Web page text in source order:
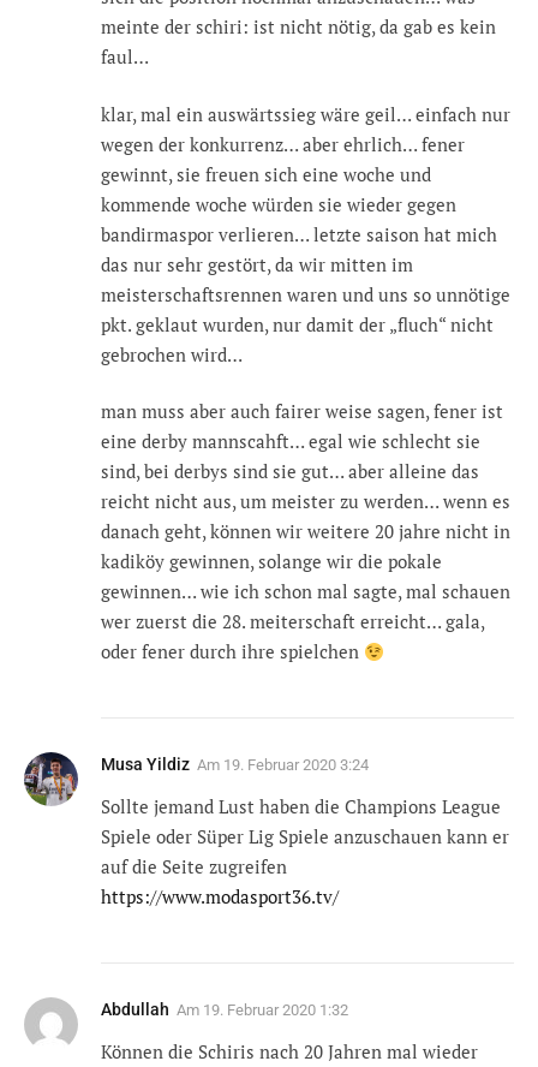
meinte der schiri: ist nicht nötig, da gab es kein
faul…
klar, mal ein auswärtssieg wäre geil… einfach nur
wegen der konkurrenz… aber ehrlich… fener
gewinnt, sie freuen sich eine woche und
kommende woche würden sie wieder gegen
bandirmaspor verlieren… letzte saison hat mich
das nur sehr gestört, da wir mitten im
meisterschaftsrennen waren und uns so unnötige
pkt. geklaut wurden, nur damit der „fluch“ nicht
gebrochen wird…
man muss aber auch fairer weise sagen, fener ist
eine derby mannscahft… egal wie schlecht sie
sind, bei derbys sind sie gut… aber alleine das
reicht nicht aus, um meister zu werden… wenn es
danach geht, können wir weitere 20 jahre nicht in
kadiköy gewinnen, solange wir die pokale
gewinnen… wie ich schon mal sagte, mal schauen
wer zuerst die 28. meiterschaft erreicht… gala,
oder fener durch ihre spielchen
Musa Yildiz Am 19. Februar 2020 3:24
Sollte jemand Lust haben die Champions League
Spiele oder Süper Lig Spiele anzuschauen kann er
auf die Seite zugreifen
https://www.modasport36.tv/
Abdullah Am 19. Februar 2020 1:32
Können die Schiris nach 20 Jahren mal wieder